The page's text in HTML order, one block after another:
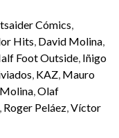
Cómics,
Hits, David Molina,
Foot Outside, Iñigo
, KAZ, Mauro
Molina,Olaf
Roger Peláez,Víctor